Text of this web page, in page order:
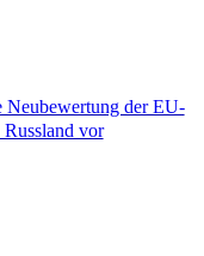
Neubewertung der EU-
Russland vor